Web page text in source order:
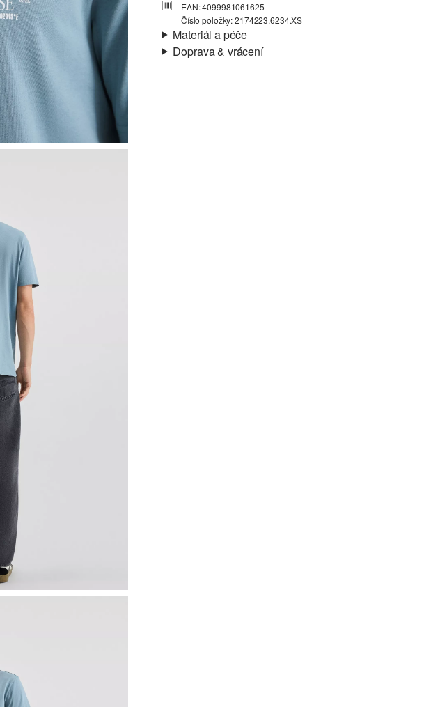
EAN: 4099981061625
Číslo položky: 2174223.6234.XS
Materiál a péče
Doprava & vrácení